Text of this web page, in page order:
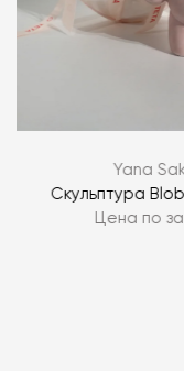
Я согласен с
ЗАДАТЬ
Yana
Скульптура
Цена по